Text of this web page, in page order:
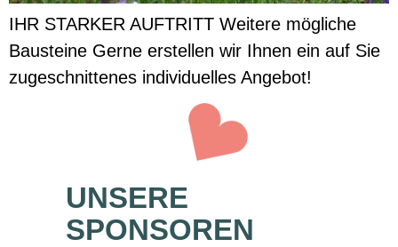
IHR STARKER AUFTRITT Weitere mögliche
Bausteine Gerne erstellen wir Ihnen ein auf Sie
zugeschnittenes individuelles Angebot!
UNSERE
SPONSOREN